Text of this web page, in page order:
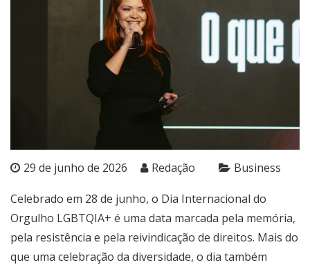
29 de junho de 2026 Redação Business
Celebrado em 28 de junho, o Dia Internacional do
Orgulho LGBTQIA+ é uma data marcada pela memória,
pela resistência e pela reivindicação de direitos. Mais do
que uma celebração da diversidade, o dia também